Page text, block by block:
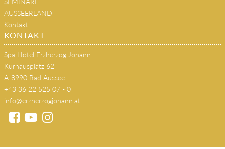
SEMINARE
AUSSEERLAND
Kontakt
KONTAKT
Spa Hotel Erzherzog Johann
Kurhausplatz 62
A-8990 Bad Aussee
+43 36 22 525 07 - 0
info@erzherzogjohann.at